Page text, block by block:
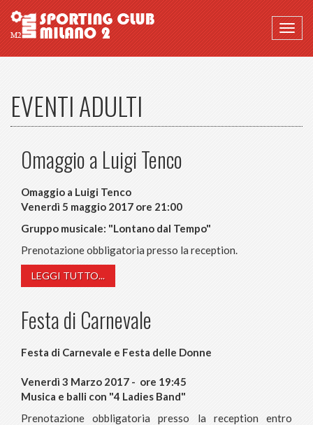
EVENTI ADULTI
Omaggio a Luigi Tenco
Omaggio a Luigi Tenco
Venerdì 5 maggio 2017 ore 21:00
Gruppo musicale: "Lontano dal Tempo"
Prenotazione obbligatoria presso la reception.
LEGGI TUTTO...
Festa di Carnevale
Festa di Carnevale e Festa delle Donne
Venerdì 3 Marzo 2017 - ore 19:45
Musica e balli con "4 Ladies Band"
Prenotazione obbligatoria presso la reception entro